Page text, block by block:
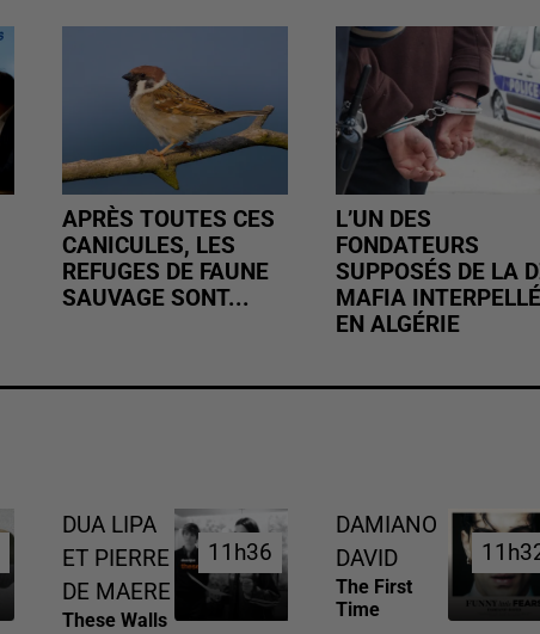
APRÈS TOUTES CES
CANICULES, LES
REFUGES DE FAUNE
SAUVAGE SONT...
L’UN DES
FONDATEURS
SUPPOSÉS DE LA
MAFIA INTERPELLÉ
EN ALGÉRIE
DUA LIPA
ET PIERRE
DE MAERE
These Walls
11h36
11h36
DAMIANO
DAVID
The First
Time